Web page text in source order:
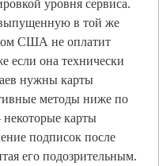
уровня сервиса.
выпущенную в той же
США не оплатит
если она технически
нужны карты
методы ниже по
карты
подписок после
его подозрительным.